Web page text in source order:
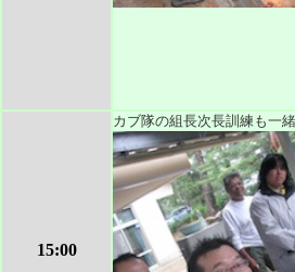
15:00
カブ隊の組長次長訓練も一